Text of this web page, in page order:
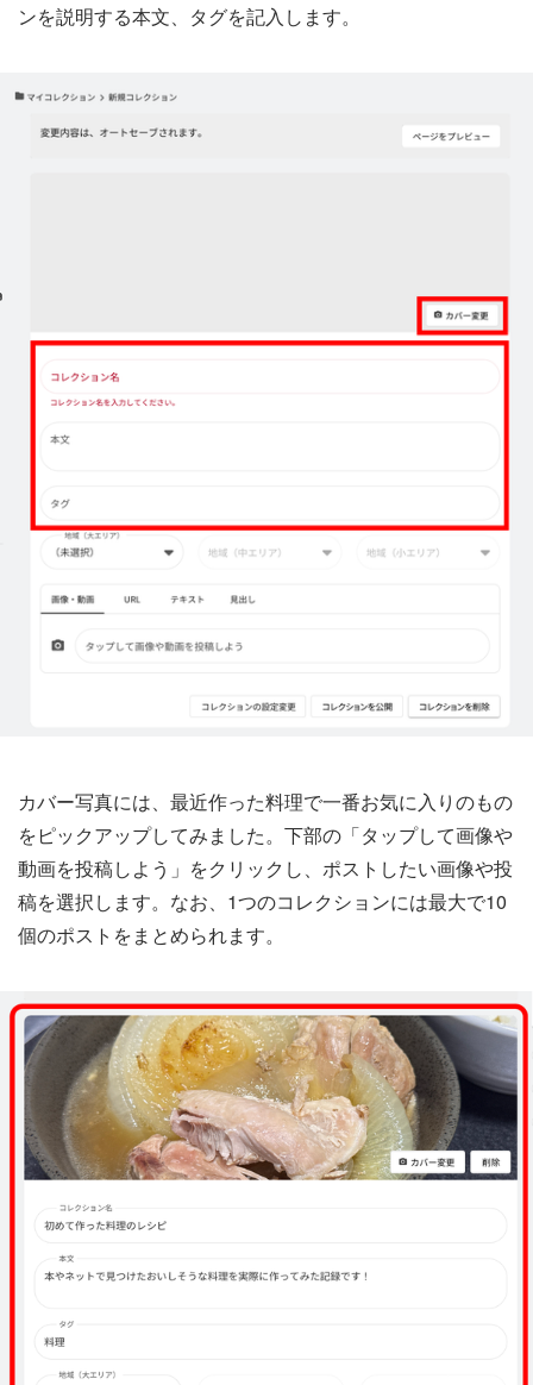
ンを説明する本文、タグを記入します。
カバー写真には、最近作った料理で一番お気に入りのもの
をピックアップしてみました。下部の「タップして画像や
動画を投稿しよう」をクリックし、ポストしたい画像や投
稿を選択します。なお、1つのコレクションには最大で10
個のポストをまとめられます。